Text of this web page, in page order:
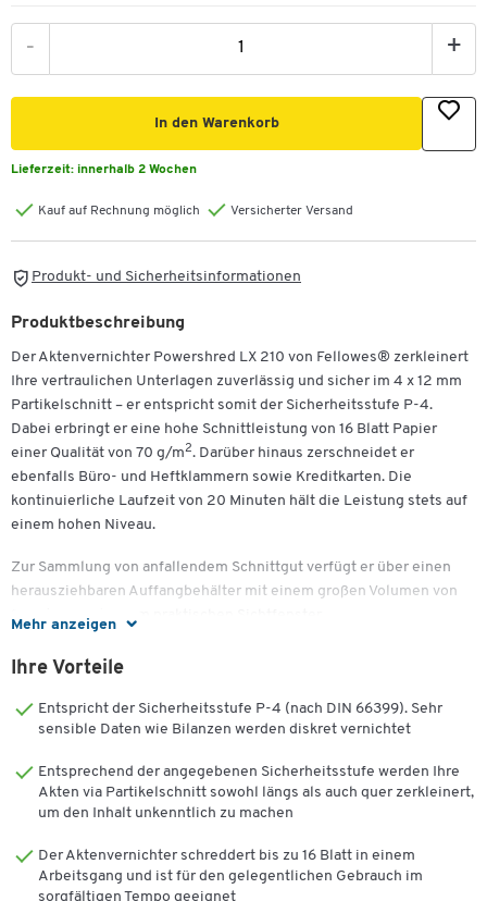
- +
In den Warenkorb
Lieferzeit: innerhalb 2 Wochen
Kauf auf Rechnung möglich Versicherter Versand
Produkt- und Sicherheitsinformationen
Mehr anzeigen
Produktbeschreibung
Der Aktenvernichter Powershred LX 210 von Fellowes® zerkleinert
Ihre vertraulichen Unterlagen zuverlässig und sicher im 4 x 12 mm
Partikelschnitt – er entspricht somit der Sicherheitsstufe P-4.
Dabei erbringt er eine hohe Schnittleistung von 16 Blatt Papier
einer Qualität von 70 g/m2. Darüber hinaus zerschneidet er
ebenfalls Büro- und Heftklammern sowie Kreditkarten. Die
kontinuierliche Laufzeit von 20 Minuten hält die Leistung stets auf
einem hohen Niveau.
Zur Sammlung von anfallendem Schnittgut verfügt er über einen
herausziehbaren Auffangbehälter mit einem großen Volumen von
23 Litern und einem praktischen Sichtfenster.
Über die innovative IntelliBar-Anzeige lässt sich der zu 100 %
setzt Sie über den aktuellen Füllstand, die Auslastung der
Schneidkapazität sowie die Betriebszeit in Kenntnis. Nach 2
selbst ein.
Die patentierte SafeSense®-Technologie beendet den Betrieb des
berühren.
Ihre Vorteile
Entspricht der Sicherheitsstufe P-4 (nach DIN 66399). Sehr
sensible Daten wie Bilanzen werden diskret vernichtet
Entsprechend der angegebenen Sicherheitsstufe werden Ihre
Akten via Partikelschnitt sowohl längs als auch quer zerkleinert,
um den Inhalt unkenntlich zu machen
Der Aktenvernichter schreddert bis zu 16 Blatt in einem
Arbeitsgang und ist für den gelegentlichen Gebrauch im
sorgfältigen Tempo geeignet